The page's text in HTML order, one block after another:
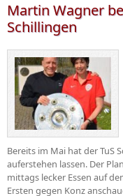
Martin Wagner
Schillingen
Bereits im Mai hat der TuS
auferstehen lassen. Der
mittags lecker Essen auf
Ersten gegen Konz